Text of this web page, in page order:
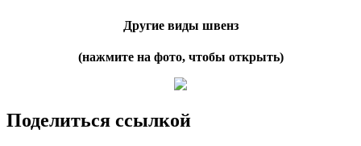
Другие виды швенз
(нажмите на фото, чтобы открыть)
Поделиться ссылкой